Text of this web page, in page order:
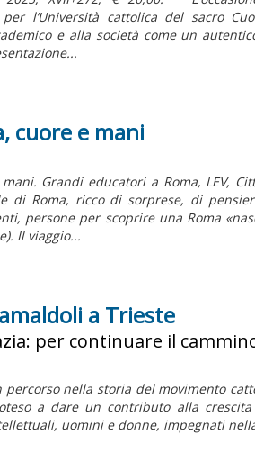
l’Università cattolica del sacro
e alla società come un
cuore e mani
Grandi educatori a Roma, LEV,
di Roma, ricco di sorprese, di
persone per scoprire una Roma
Il viaggio...
a Trieste
per continuare il
percorso nella storia del movimento
a dare un contributo alla
uomini e donne, impegnati